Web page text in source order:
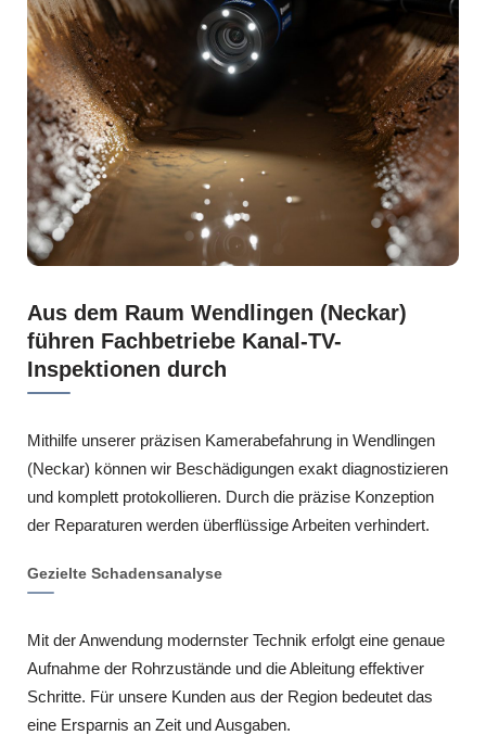
Aus dem Raum Wendlingen (Neckar)
führen Fachbetriebe Kanal-TV-
Inspektionen durch
Mithilfe unserer präzisen Kamerabefahrung in Wendlingen
(Neckar) können wir Beschädigungen exakt diagnostizieren
und komplett protokollieren. Durch die präzise Konzeption
der Reparaturen werden überflüssige Arbeiten verhindert.
Gezielte Schadensanalyse
Mit der Anwendung modernster Technik erfolgt eine genaue
Aufnahme der Rohrzustände und die Ableitung effektiver
Schritte. Für unsere Kunden aus der Region bedeutet das
eine Ersparnis an Zeit und Ausgaben.